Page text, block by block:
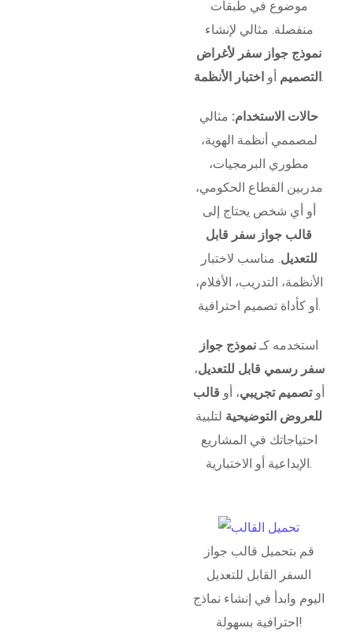
موضوع في طبقات
منفصلة. مثالي لإنشاء
نموذج جواز سفر لأغراض
التصميم أو اختبار الأنظمة .
حالات الاستخدام: مثالي
لمصممي أنظمة الهوية،
مطوري البرمجيات،
مدربين القطاع الحكومي،
أو أي شخص يحتاج إلى
قالب جواز سفر قابل
للتعديل. مناسب لاختبار
الأنظمة، التدريب، الأفلام،
أو كأداة تصميم احترافية.
استخدمه كـنموذج جواز
سفر رسمي قابل للتعديل،
أوتصميم تجريبي، أو قالب
للعروض التوضيحية لتلبية
احتياجاتك في المشاريع
الإبداعية أو الاختبارية.
قم بتحميل قالب جواز
السفر القابل للتعديل
اليوم وابدأ في إنشاء نماذج
احترافية بسهولة!